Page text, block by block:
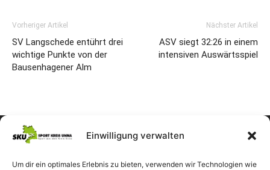
Einwilligung verwalten
Um dir ein optimales Erlebnis zu bieten, verwenden wir Technologien wie
Vorheriger Artikel
SV Langschede entührt drei
wichtige Punkte von der
Bausenhagener Alm
Nächster Artikel
ASV siegt 32:26 in einem
intensiven Auswärtsspiel